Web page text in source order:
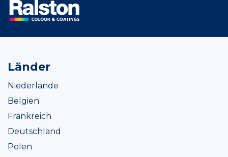
Länder
Niederlande
Belgien
Frankreich
Deutschland
Polen